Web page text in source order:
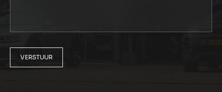
VERSTUUR